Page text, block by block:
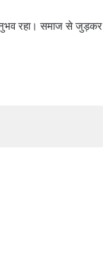
रहा। समाज से जुड़कर